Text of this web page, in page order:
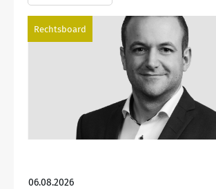
Rechtsboard
06.08.2026